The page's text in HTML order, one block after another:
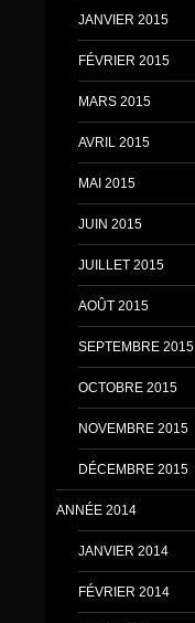
JANVIER 2015
FÉVRIER 2015
MARS 2015
AVRIL 2015
MAI 2015
JUIN 2015
JUILLET 2015
AOÛT 2015
SEPTEMBRE 2015
OCTOBRE 2015
NOVEMBRE 2015
DÉCEMBRE 2015
ANNÉE 2014
JANVIER 2014
FÉVRIER 2014